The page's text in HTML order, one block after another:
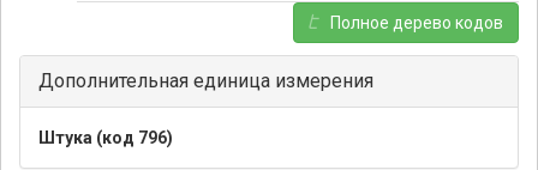
Полное дерево кодов
Дополнительная единица измерения
Штука (код 796)